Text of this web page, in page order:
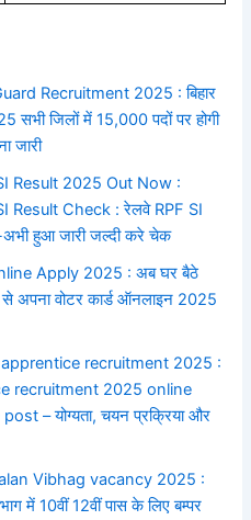
Recruitment 2025 : बिहार
सभी जिलों में 15,000 पदों पर होगी
जारी
Result 2025 Out Now :
Result Check : रेलवे RPF SI
अभी हुआ जारी जल्दी करे चेक
Apply 2025 : अब घर बैठे
से अपना वोटर कार्ड ऑनलाइन 2025
recruitment 2025 :
recruitment 2025 online
– योग्यता, चयन प्रक्रिया और
Vibhag vacancy 2025 :
में 10वीं 12वीं पास के लिए बम्पर